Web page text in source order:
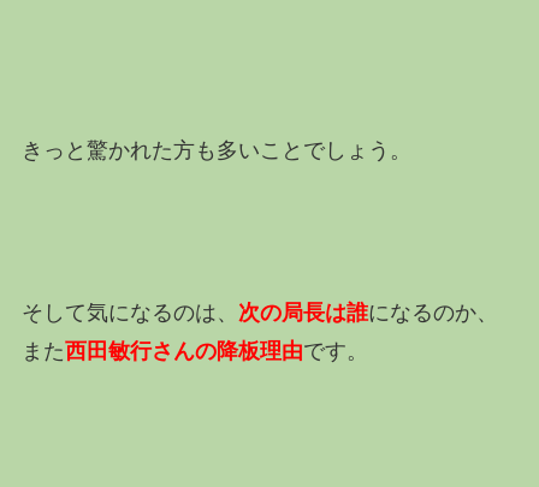
きっと驚かれた方も多いことでしょう。
そして気になるのは、 次の局長は誰になるのか、
また西田敏行さんの降板理由です。